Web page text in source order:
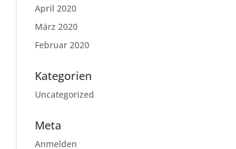
April 2020
März 2020
Februar 2020
Kategorien
Uncategorized
Meta
Anmelden